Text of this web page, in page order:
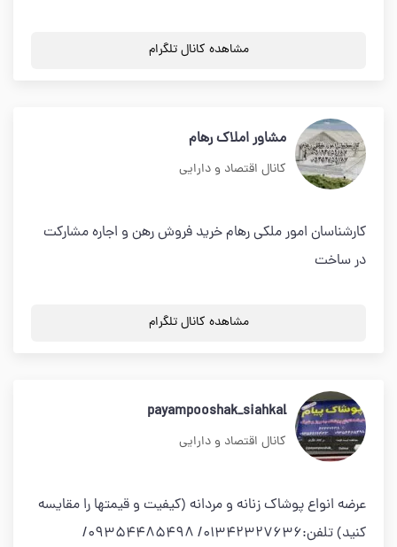
مشاهده کانال تلگرام
مشاور املاک رهام
کانال اقتصاد و دارایی
کارشناسان امور ملکی رهام خرید فروش رهن و اجاره مشارکت
در ساخت
مشاهده کانال تلگرام
payampooshak_siahkal
کانال اقتصاد و دارایی
عرضه انواع پوشاک زنانه و مردانه (کیفیت و قیمتها را مقایسه
کنید) تلفن:01342327636/ 09354485498/